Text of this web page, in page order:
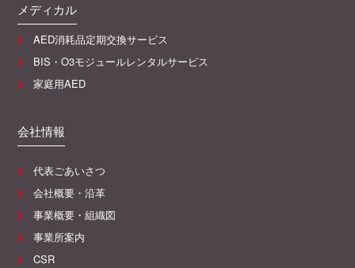
メディカル
AED消耗品定期交換サービス
BIS・O3モジュールレンタルサービス
家庭用AED
会社情報
代表ごあいさつ
会社概要・沿革
事業概要・組織図
事業所案内
CSR